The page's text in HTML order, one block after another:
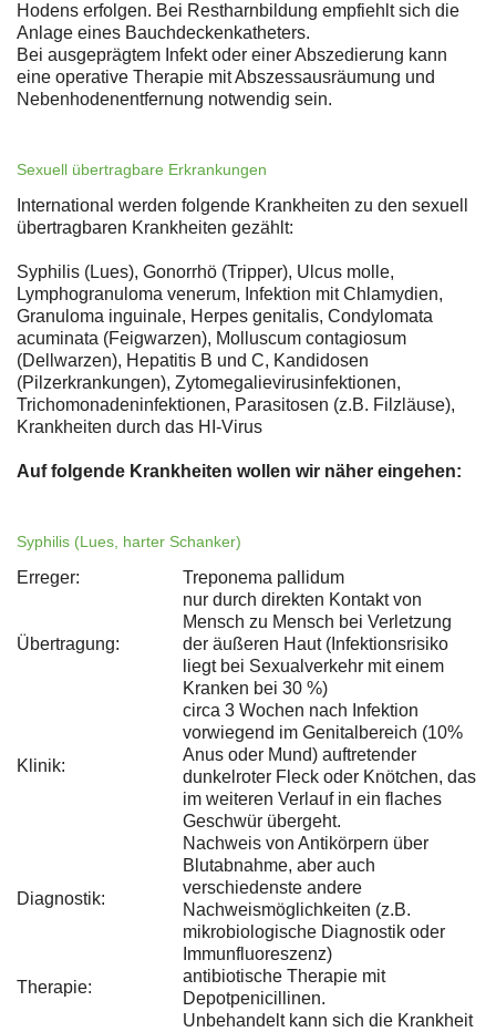
Hodens erfolgen. Bei Restharnbildung empfiehlt sich die
Anlage eines Bauchdeckenkatheters.
Bei ausgeprägtem Infekt oder einer Abszedierung kann
eine operative Therapie mit Abszessausräumung und
Nebenhodenentfernung notwendig sein.
Sexuell übertragbare Erkrankungen
International werden folgende Krankheiten zu den sexuell
übertragbaren Krankheiten gezählt:
Syphilis (Lues), Gonorrhö (Tripper), Ulcus molle,
Lymphogranuloma venerum, Infektion mit Chlamydien,
Granuloma inguinale, Herpes genitalis, Condylomata
acuminata (Feigwarzen), Molluscum contagiosum
(Dellwarzen), Hepatitis B und C, Kandidosen
(Pilzerkrankungen), Zytomegalievirusinfektionen,
Trichomonadeninfektionen, Parasitosen (z.B. Filzläuse),
Krankheiten durch das HI-Virus
Auf folgende Krankheiten wollen wir näher eingehen:
Syphilis (Lues, harter Schanker)
Erreger: Treponema pallidum
Übertragung:
nur durch direkten Kontakt von
Mensch zu Mensch bei Verletzung
der äußeren Haut (Infektionsrisiko
liegt bei Sexualverkehr mit einem
Kranken bei 30 %)
Klinik:
circa 3 Wochen nach Infektion
vorwiegend im Genitalbereich (10%
Anus oder Mund) auftretender
dunkelroter Fleck oder Knötchen, das
im weiteren Verlauf in ein flaches
Geschwür übergeht.
Diagnostik:
Nachweis von Antikörpern über
Blutabnahme, aber auch
verschiedenste andere
Nachweismöglichkeiten (z.B.
mikrobiologische Diagnostik oder
Immunfluoreszenz)
Therapie:
antibiotische Therapie mit
Depotpenicillinen.
Unbehandelt kann sich die Krankheit